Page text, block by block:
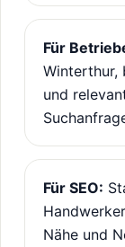
Für
Winterthur,
und
Für SEO:
Nähe und